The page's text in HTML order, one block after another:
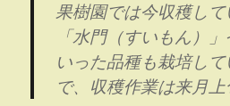
果樹園では今収穫して
「水門（すいもん）
いった品種も栽培し
で、収穫作業は来月上